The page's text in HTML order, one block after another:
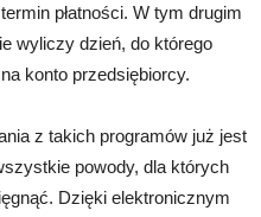
płatności. W tym drugim
wyliczy dzień, do którego
konto przedsiębiorcy.
z takich programów już jest
powody, dla których
Dzięki elektronicznym